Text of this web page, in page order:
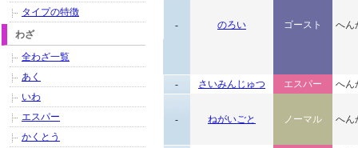
- のろい ゴースト へん
- さいみんじゅつ エスパー へん
- ねがいごと ノーマル へん
タイプの特徴
わざ
全わざ一覧
あく
いわ
エスパー
かくとう